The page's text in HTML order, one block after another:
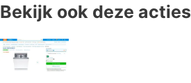
Bekijk ook deze acties